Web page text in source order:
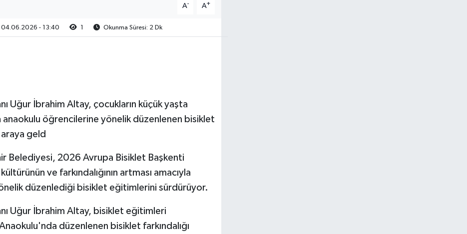
A- A+
04.06.2026 - 13:40 1 Okunma Süresi: 2 Dk
Uğur İbrahim Altay, çocukların küçük yaşta
anaokulu öğrencilerine yönelik düzenlenen bisiklet
geld
Belediyesi, 2026 Avrupa Bisiklet Başkenti
ve farkındalığının artması amacıyla
düzenlediği bisiklet eğitimlerini sürdürüyor.
Uğur İbrahim Altay, bisiklet eğitimleri
düzenlenen bisiklet farkındalığı